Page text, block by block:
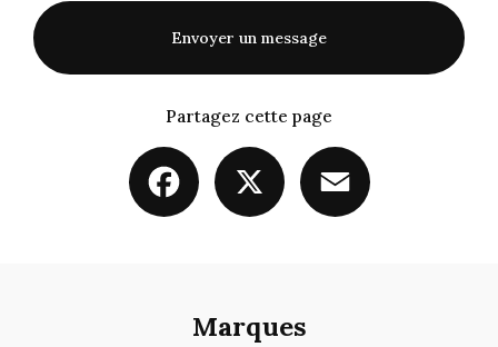
Envoyer un message
Partagez cette page
Facebook
Marques